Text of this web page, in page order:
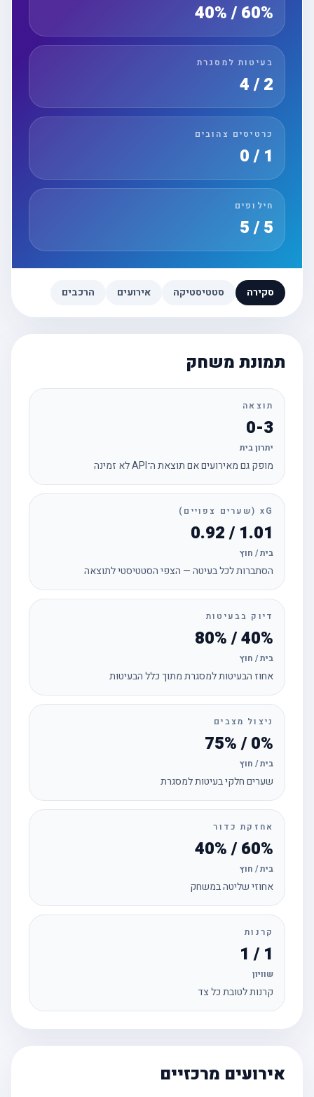
60% / 40%
בעיטות למסגרת
כרטיסים צהובים
חילופים
סקירה סטטיסטיקה אירועים הרכבים
תמונת משחק
תוצאה
0-3
יתרון בית
מופק גם מאירועים אם תוצאת ה־API לא זמינה
xG (שערים צפויים)
1.01 / 0.92
בית / חוץ
הסתברות לכל בעיטה — הצפי הסטטיסטי לתוצאה
דיוק בבעיטות
40% / 80%
בית / חוץ
אחוז הבעיטות למסגרת מתוך כלל הבעיטות
ניצול מצבים
0% / 75%
בית / חוץ
שערים חלקי בעיטות למסגרת
אחזקת כדור
60% / 40%
בית / חוץ
אחוזי שליטה במשחק
קרנות
שוויון
קרנות לטובת כל צד
אירועים מרכזיים